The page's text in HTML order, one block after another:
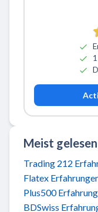
Meist gelesen
Trading 212
Flatex
Plus500
BDSwiss